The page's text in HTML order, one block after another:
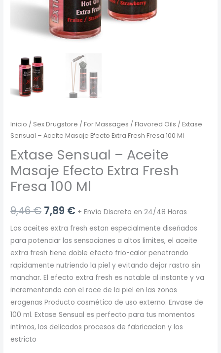
Inicio / Sex Drugstore /For Massages /Flavored Oils / Extase
Sensual – Aceite Masaje Efecto Extra Fresh Fresa 100 Ml
Extase Sensual – Aceite
Masaje Efecto Extra Fresh
Fresa 100 Ml
9,46€ El
precio
original
era:
9,46 €.
7,89 €El
precio
actual
es:
7,89 €.
+ Envío Discreto en 24/48 Horas
Los aceites extra fresh estan especialmente diseñados
para potenciar las sensaciones a altos limites, el aceite
extra fresh tiene doble efecto frio-calor penetrando
rapidamente nutriendo la piel y evitando dejar rastro sin
manchar. El efecto extra fresh es notable al instante y va
incrementando con el roce de la piel en las zonas
erogenas Producto cosmético de uso externo. Envase de
100 ml. Extase Sensual es perfecto para tus momentos
intimos, los delicados procesos de fabricacion y los
estricto